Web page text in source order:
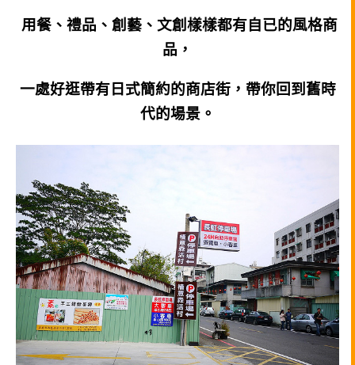
用餐、禮品、創藝、文創樣樣都有自已的風格商
品，
一處好逛帶有日式簡約的商店街，帶你回到舊時
代的場景。